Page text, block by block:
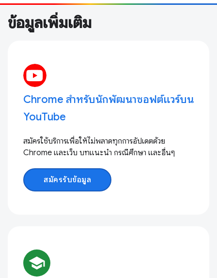
ข้อมูลเพิ่มเติม
Chrome สำหรับนักพัฒนาซอฟต์แวร์บน
YouTube
สมัครใช้บริการเพื่อให้ไม่พลาดทุกการอัปเดตด้วย
Chrome และเว็บ บทแนะนำ กรณีศึกษา และอื่นๆ
สมัครรับข้อมูล
school